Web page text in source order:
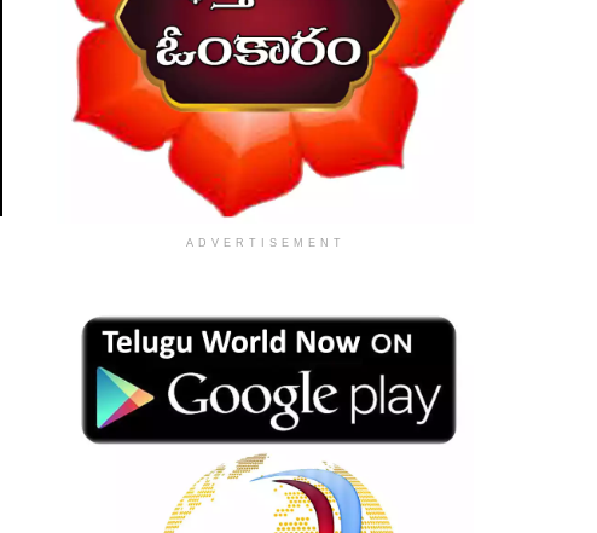
ADVERTISEMENT